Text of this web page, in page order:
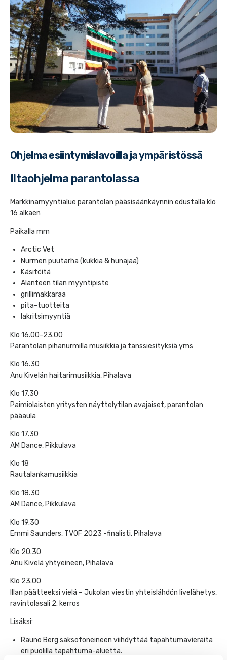
Ohjelma esiintymislavoilla ja ympäristössä
Iltaohjelma parantolassa
Markkinamyyntialue parantolan pääsisäänkäynnin edustalla klo
16 alkaen
Paikalla mm
Arctic Vet
Nurmen puutarha (kukkia & hunajaa)
Käsitöitä
Alanteen tilan myyntipiste
grillimakkaraa
pita-tuotteita
lakritsimyyntiä
Klo 16.00–23.00
Parantolan pihanurmilla musiikkia ja tanssiesityksiä yms
Klo 16.30
Anu Kivelän haitarimusiikkia, Pihalava
Klo 17.30
Paimiolaisten yritysten näyttelytilan avajaiset, parantolan
pääaula
Klo 17.30
AM Dance, Pikkulava
Klo 18
Rautalankamusiikkia
Klo 18.30
AM Dance, Pikkulava
Klo 19.30
Emmi Saunders, TVOF 2023 -finalisti, Pihalava
Klo 20.30
Anu Kivelä yhtyeineen, Pihalava
Klo 23.00
Illan päätteeksi vielä – Jukolan viestin yhteislähdön livelähetys,
ravintolasali 2. kerros
Lisäksi:
Rauno Berg saksofoneineen viihdyttää tapahtumavieraita
eri puolilla tapahtuma-aluetta.